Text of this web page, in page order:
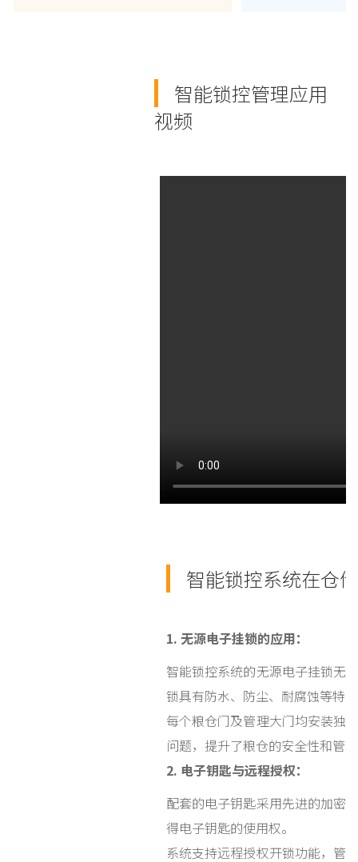
智能锁控管理应用
视频
智能锁控系统在仓
1. 无源电子挂锁的应用：
智能锁控系统的无源电子挂锁无
锁具有防水、防尘、耐腐蚀等特
每个粮仓门及管理大门均安装独
问题，提升了粮仓的安全性和管
2. 电子钥匙与远程授权：
配套的电子钥匙采用先进的加密
得电子钥匙的使用权。
系统支持远程授权开锁功能，管